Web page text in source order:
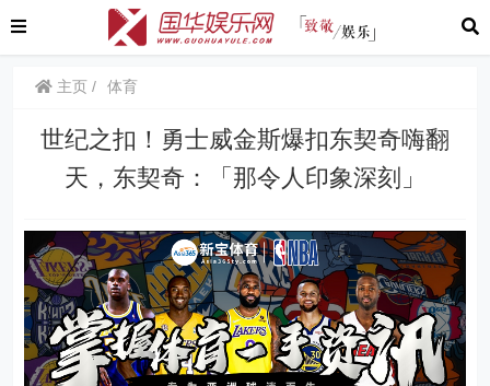
主页 体育
世纪之扣！勇士威金斯爆扣东契奇嗨翻
天，东契奇：「那令人印象深刻」